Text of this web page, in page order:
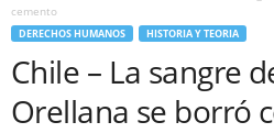
cemento
DERECHOS HUMANOS HISTORIA Y TEORIA
Chile – La sangre
Orellana se borró